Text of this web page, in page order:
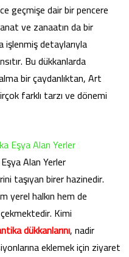
geçmişe dair bir pencere
ve zanaatın da bir
işlenmiş detaylarıyla
Bu dükkanlarda
bir çaydanlıktan, Art
farklı tarzı ve dönemi
Alan Yerler
taşıyan birer hazinedir.
yerel halkın hem de
Kimi
dükkanlarını, nadir
eklemek için ziyaret